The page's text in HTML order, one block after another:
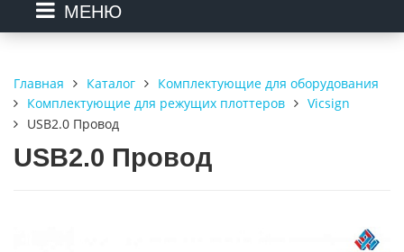
МЕНЮ
Главная Каталог
Комплектующие для оборудования
Комплектующие для режущих плоттеров
Vicsign
USB2.0 Провод
USB2.0 Провод